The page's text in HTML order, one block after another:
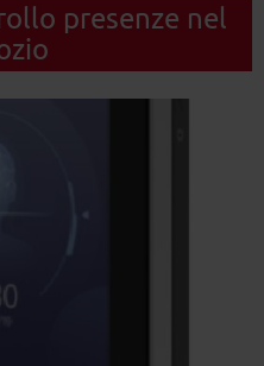
presenze nel